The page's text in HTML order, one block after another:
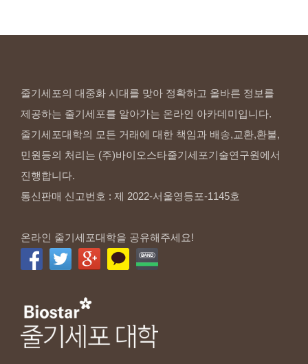
줄기세포의 대중화 시대를 맞아 정확하고 올바른 정보를
제공하는 줄기세포를 알아가는 온라인 아카데미입니다.
줄기세포대학의 모든 거래에 대한 책임과 배송,교환,환불,
민원등의 처리는 (주)바이오스타줄기세포기술연구원에서
진행합니다.
통신판매 신고번호 : 제 2022-서울영등포-1145호
온라인 줄기세포대학을 공유해주세요!